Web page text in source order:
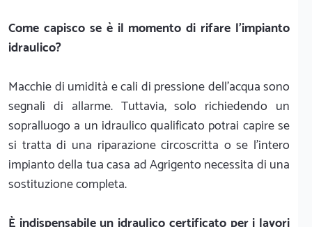
Come capisco se è il momento di rifare l'impianto
idraulico?
Macchie di umidità e cali di pressione dell'acqua sono
segnali di allarme. Tuttavia, solo richiedendo un
sopralluogo a un idraulico qualificato potrai capire se
si tratta di una riparazione circoscritta o se l'intero
impianto della tua casa ad Agrigento necessita di una
sostituzione completa.